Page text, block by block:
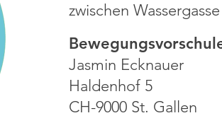
zwischen
Jasmin Ecknauer
Haldenhof 5
CH-9000 St. Gallen